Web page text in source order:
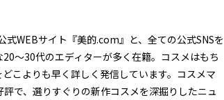
WEBサイト『美的.com』と、全ての公式SNSを
～30代のエディターが多く在籍。コスメはもち
こよりも早く詳しく発信しています。コスメマ
で、選りすぐりの新作コスメを深掘りしたニュ